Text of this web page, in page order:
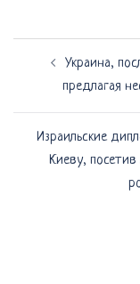
записям
Украина,
предлагая
Израильские
Киеву, посетив